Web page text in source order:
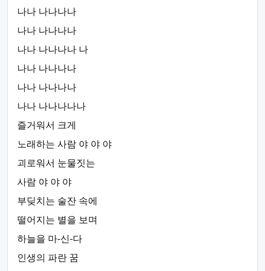
나나 나나나나
나나 나나나나
나나 나나나나 나
나나 나나나나
나나 나나나나
나나 나나나나나
즐거워서 크게
노래하는 사람 야 야 야
괴로워서 눈물짓는
사람 야 야 야
부딪치는 술잔 속에
떨어지는 별을 보며
하늘을 마-신-다
인생의 파란 꿈